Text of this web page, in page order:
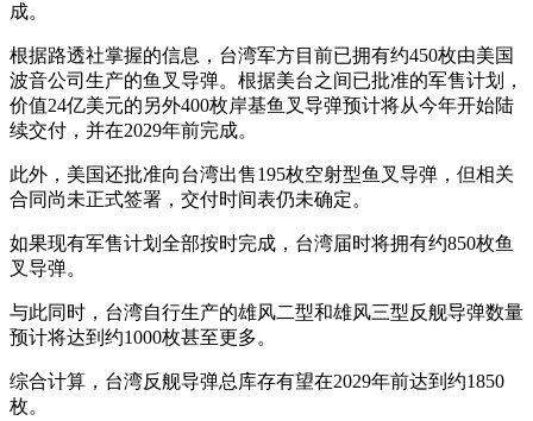
成。
根据路透社掌握的信息，台湾军方目前已拥有约450枚由美国
波音公司生产的鱼叉导弹。根据美台之间已批准的军售计划，
价值24亿美元的另外400枚岸基鱼叉导弹预计将从今年开始陆
续交付，并在2029年前完成。
此外，美国还批准向台湾出售195枚空射型鱼叉导弹，但相关
合同尚未正式签署，交付时间表仍未确定。
如果现有军售计划全部按时完成，台湾届时将拥有约850枚鱼
叉导弹。
与此同时，台湾自行生产的雄风二型和雄风三型反舰导弹数量
预计将达到约1000枚甚至更多。
综合计算，台湾反舰导弹总库存有望在2029年前达到约1850
枚。